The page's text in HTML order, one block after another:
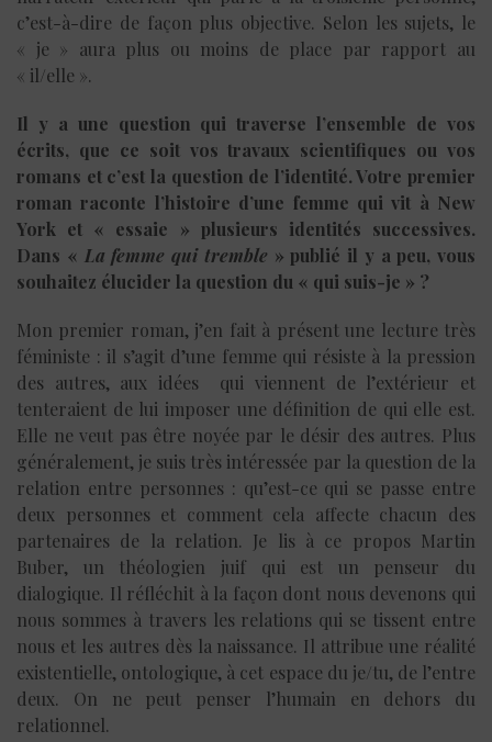
c’est-à-dire de façon plus objective. Selon les sujets, le
« je » aura plus ou moins de place par rapport au
« il/elle ».
Il y a une question qui traverse l’ensemble de vos
écrits, que ce soit vos travaux scientifiques ou vos
romans et c’est la question de l’identité. Votre premier
roman raconte l’histoire d’une femme qui vit à New
York et « essaie » plusieurs identités successives.
Dans « La femme qui tremble » publié il y a peu, vous
souhaitez élucider la question du « qui suis-je » ?
Mon premier roman, j’en fait à présent une lecture très
féministe : il s’agit d’une femme qui résiste à la pression
des autres, aux idées qui viennent de l’extérieur et
tenteraient de lui imposer une définition de qui elle est.
Elle ne veut pas être noyée par le désir des autres. Plus
généralement, je suis très intéressée par la question de la
relation entre personnes : qu’est-ce qui se passe entre
deux personnes et comment cela affecte chacun des
partenaires de la relation. Je lis à ce propos Martin
Buber, un théologien juif qui est un penseur du
dialogique. Il réfléchit à la façon dont nous devenons qui
nous sommes à travers les relations qui se tissent entre
nous et les autres dès la naissance. Il attribue une réalité
existentielle, ontologique, à cet espace du je/tu, de l’entre
deux. On ne peut penser l’humain en dehors du
relationnel.